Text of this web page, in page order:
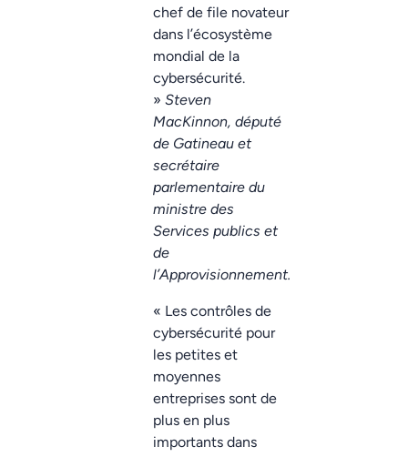
chef de file novateur
dans l’écosystème
mondial de la
cybersécurité.
» Steven
MacKinnon, député
de Gatineau et
secrétaire
parlementaire du
ministre des
Services publics et
de
l’Approvisionnement.
« Les contrôles de
cybersécurité pour
les petites et
moyennes
entreprises sont de
plus en plus
importants dans